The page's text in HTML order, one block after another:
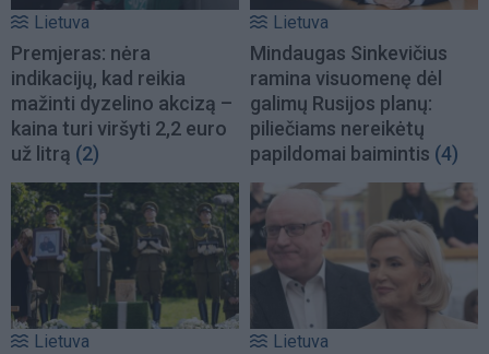
Lietuva
Premjeras: nėra
indikacijų, kad reikia
mažinti dyzelino akcizą –
kaina turi viršyti 2,2 euro
už litrą (2)
Lietuva
Mindaugas Sinkevičius
ramina visuomenę dėl
galimų Rusijos planų:
piliečiams nereikėtų
papildomai baimintis (4)
Lietuva Lietuva